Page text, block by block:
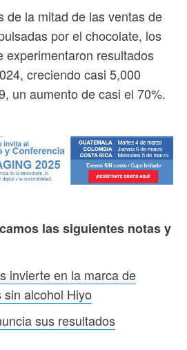
de la mitad de las ventas de
por el chocolate, los
experimentaron resultados
creciendo casi 5,000
un aumento de casi el 70%.
las siguientes notas y
invierte en la marca de
alcohol Hiyo
sus resultados